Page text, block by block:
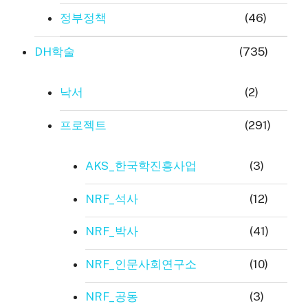
정부정책 (46)
DH학술 (735)
낙서 (2)
프로젝트 (291)
AKS_한국학진흥사업 (3)
NRF_석사 (12)
NRF_박사 (41)
NRF_인문사회연구소 (10)
NRF_공동 (3)